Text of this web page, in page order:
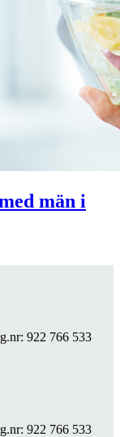
män i
922 766 533
922 766 533